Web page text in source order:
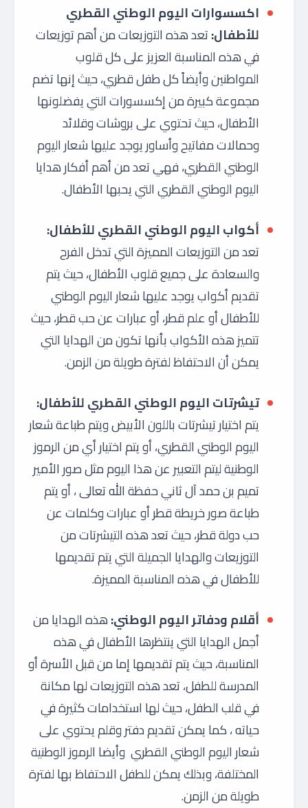
اكسسوارات اليوم الوطني القطري
للأطفال:تعد هذه التوزيعات من أهم توزيعات
في هذه المناسبة العزيز على كل قلوب
المواطنين وأيضاً كل طفل قطري، حيث إنها تضم
مجموعة كبيرة من إكسسورات التي يفضلونها
الأطفال، حيث تحتوي على بروشات وقلائد
وحمالات مفاتيح وأساور يوجد عليها شعار اليوم
الوطني القطري، فهي تعد من أهم أفكار هدايا
اليوم الوطني القطري التي يحبها الأطفال.
أكواب اليوم الوطني القطري للأطفال:
تعد من التوزيعات المميزة التي تدخل الفرح
والسعادة على جميع قلوب الأطفال، حيث يتم
تقديم أكواب يوجد عليها شعار اليوم الوطني
للأطفال أو علم قطر، أو عبارات عن حب قطر، حيث
تتميز هذه الأكواب بأنها تكون من الهدايا التي
يمكن أن الاحتفاظ لفترة طويلة من الزمن.
تيشرتات اليوم الوطني القطري للأطفال:
يتم اختيار تيشرتات باللون الأبيض ويتم طباعة شعار
اليوم الوطني القطري، أو يتم اختيار أي من الرموز
الوطنية ليتم التعبير عن هذا اليوم مثل صور الأمير
تميم بن حمد آل ثاني حفظة الله تعالى ، أو يتم
طباعة صور خريطة قطر أو عبارات وكلمات عن
حب دولة قطر، حيث تعد هذه التيشرتات من
التوزيعات والهدايا الجميلة التي يتم تقديمها
للأطفال في هذه المناسبة المميزة.
أقلام ودفاتر اليوم الوطني:هذه الهدايا من
أجمل الهدايا التي ينتظرها الأطفال في هذه
المناسبة، حيث يتم تقديمها إما من قبل الأسرة أو
المدرسة للطفل، تعد هذه التوزيعات لها مكانة
في قلب الطفل، حيث لها استخدامات كثيرة في
حياته ، كما يمكن تقديم دفتر وقلم يحتوي على
شعار اليوم الوطني القطري وأيضا الرموز الوطنية
المختلفة، وبذلك يمكن للطفل الاحتفاظ بها لفترة
طويلة من الزمن.